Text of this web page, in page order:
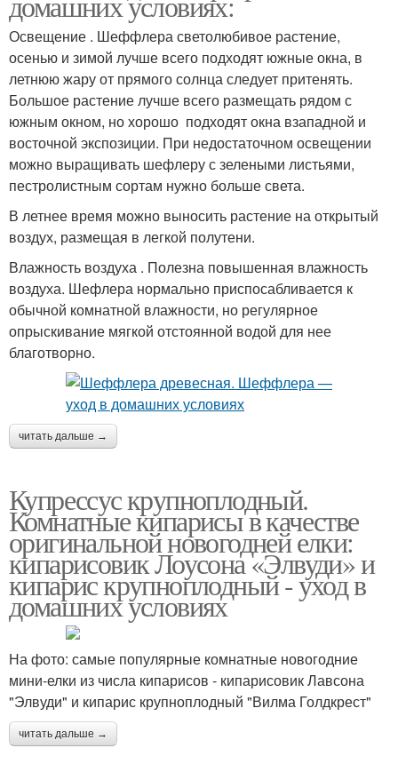
Освещение . Шеффлера светолюбивое растение,
осенью и зимой лучше всего подходят южные окна, в
летнюю жару от прямого солнца следует притенять.
Большое растение лучше всего размещать рядом с
южным окном, но хорошо подходят окна взападной и
восточной экспозиции. При недостаточном освещении
можно выращивать шефлеру с зелеными листьями,
пестролистным сортам нужно больше света.
В летнее время можно выносить растение на открытый
воздух, размещая в легкой полутени.
Влажность воздуха . Полезна повышенная влажность
воздуха. Шефлера нормально приспосабливается к
обычной комнатной влажности, но регулярное
опрыскивание мягкой отстоянной водой для нее
благотворно.
читать дальше →
Купрессус крупноплодный.
Комнатные кипарисы в качестве
оригинальной новогодней елки:
кипарисовик Лоусона «Элвуди» и
кипарис крупноплодный - уход в
домашних условиях
На фото: самые популярные комнатные новогодние
мини-елки из числа кипарисов - кипарисовик Лавсона
"Элвуди" и кипарис крупноплодный "Вилма Голдкрест"
читать дальше →